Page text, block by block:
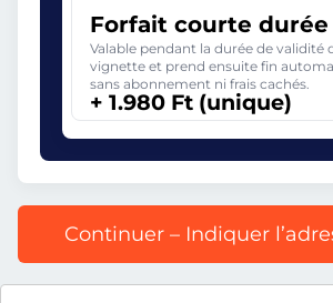
Forfait courte durée
Valable pendant la durée de validité
vignette et prend ensuite fin
sans abonnement ni frais cachés.
+ 1.980 Ft (unique)
Continuer – Indiquer